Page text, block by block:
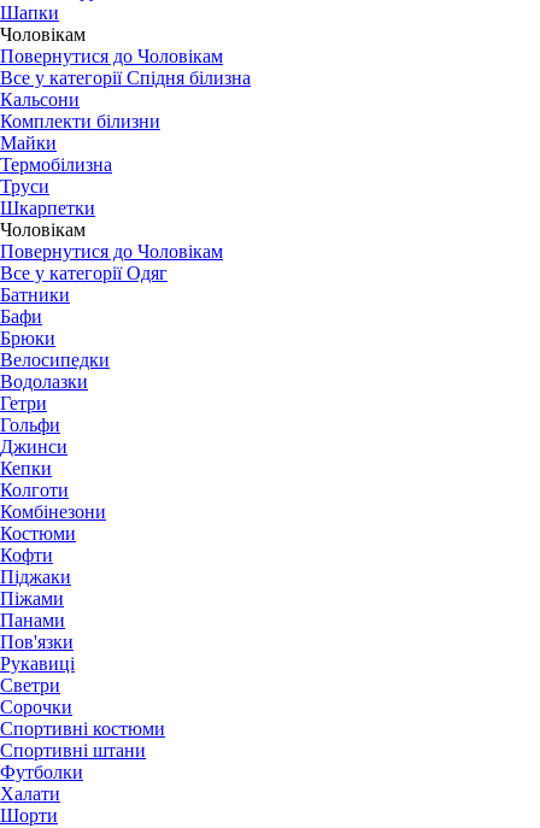
Шапки
Чоловікам
Повернутися до Чоловікам
Все у категорії Спідня білизна
Кальсони
Комплекти білизни
Майки
Термобілизна
Труси
Шкарпетки
Чоловікам
Повернутися до Чоловікам
Все у категорії Одяг
Батники
Бафи
Брюки
Велосипедки
Водолазки
Гетри
Гольфи
Джинси
Кепки
Колготи
Комбінезони
Костюми
Кофти
Піджаки
Піжами
Панами
Пов'язки
Рукавиці
Светри
Сорочки
Спортивні костюми
Спортивні штани
Футболки
Халати
Шорти